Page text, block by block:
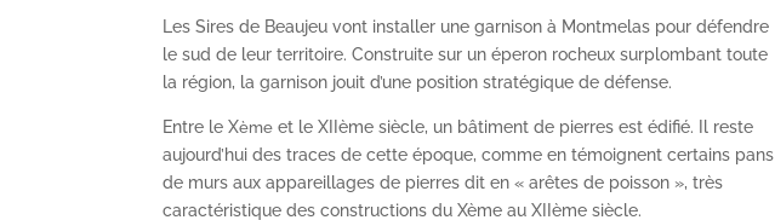
Les Sires de Beaujeu vont installer une garnison à Montmelas pour défendre
le sud de leur territoire. Construite sur un éperon rocheux surplombant toute
la région, la garnison jouit d’une position stratégique de défense.
Entre le Xème et le XIIème siècle, un bâtiment de pierres est édifié. Il reste
aujourd’hui des traces de cette époque, comme en témoignent certains pans
de murs aux appareillages de pierres dit en « arêtes de poisson », très
caractéristique des constructions du Xème au XIIème siècle.